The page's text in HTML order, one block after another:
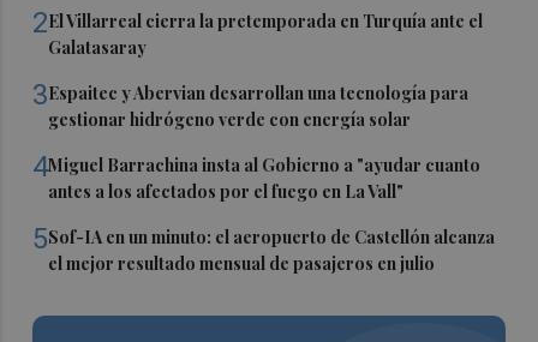
2El Villarreal cierra la pretemporada en Turquía ante el
Galatasaray
3Espaitec y Abervian desarrollan una tecnología para
gestionar hidrógeno verde con energía solar
4Miguel Barrachina insta al Gobierno a "ayudar cuanto
antes a los afectados por el fuego en La Vall"
5Sof-IA en un minuto: el aeropuerto de Castellón alcanza
el mejor resultado mensual de pasajeros en julio